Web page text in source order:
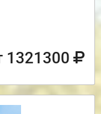
1321300